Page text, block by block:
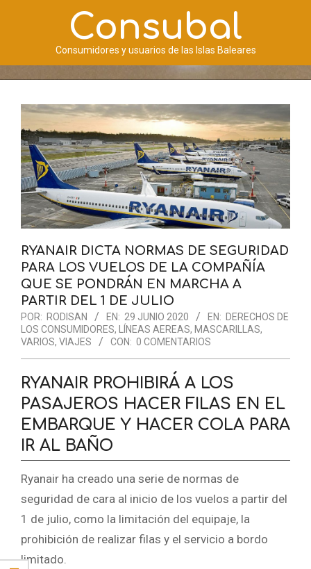
Consubal
Consumidores y usuarios de las Islas Baleares
Menú
navegación
principal
RYANAIR DICTA NORMAS DE SEGURIDAD
PARA LOS VUELOS DE LA COMPAÑÍA
QUE SE PONDRÁN EN MARCHA A
PARTIR DEL 1 DE JULIO
POR: RODISAN EN: 29 JUNIO 2020 EN: DERECHOS DE
LOS CONSUMIDORES, LÍNEAS AEREAS, MASCARILLAS,
VARIOS, VIAJES CON: 0 COMENTARIOS
RYANAIR PROHIBIRÁ A LOS
PASAJEROS HACER FILAS EN EL
EMBARQUE Y HACER COLA PARA
IR AL BAÑO
Ryanair ha creado una serie de normas de
seguridad de cara al inicio de los vuelos a partir del
1 de julio, como la limitación del equipaje, la
prohibición de realizar filas y el servicio a bordo
limitado.